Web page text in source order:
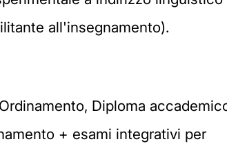
all'insegnamento).
Diploma
+ esami integrativi per